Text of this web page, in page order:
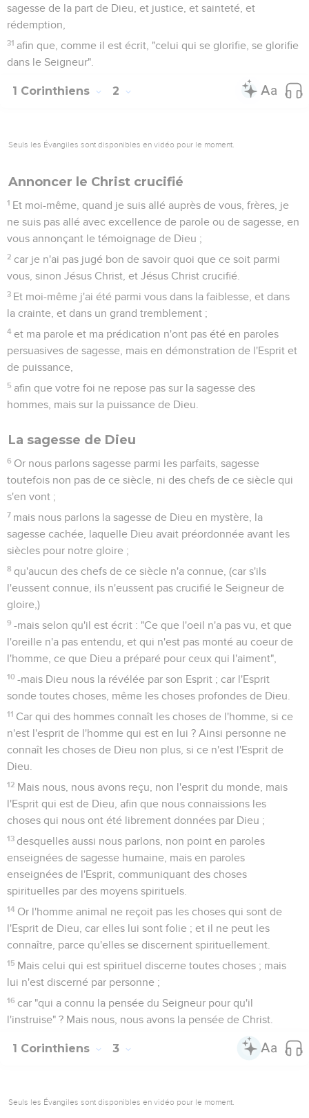
sagesse de la part de Dieu, et justice, et sainteté, et
rédemption,
31 afin que, comme il est écrit, "celui qui se glorifie, se glorifie
dans le Seigneur".
1 Corinthiens 2
Seuls les Évangiles sont disponibles en vidéo pour le moment.
Annoncer le Christ crucifié
1 Et moi-même, quand je suis allé auprès de vous, frères, je
ne suis pas allé avec excellence de parole ou de sagesse, en
vous annonçant le témoignage de Dieu ;
2 car je n'ai pas jugé bon de savoir quoi que ce soit parmi
vous, sinon Jésus Christ, et Jésus Christ crucifié.
3 Et moi-même j'ai été parmi vous dans la faiblesse, et dans
la crainte, et dans un grand tremblement ;
4 et ma parole et ma prédication n'ont pas été en paroles
persuasives de sagesse, mais en démonstration de l'Esprit et
de puissance,
5 afin que votre foi ne repose pas sur la sagesse des
hommes, mais sur la puissance de Dieu.
La sagesse de Dieu
6 Or nous parlons sagesse parmi les parfaits, sagesse
toutefois non pas de ce siècle, ni des chefs de ce siècle qui
s'en vont ;
7 mais nous parlons la sagesse de Dieu en mystère, la
sagesse cachée, laquelle Dieu avait préordonnée avant les
siècles pour notre gloire ;
8 qu'aucun des chefs de ce siècle n'a connue, (car s'ils
l'eussent connue, ils n'eussent pas crucifié le Seigneur de
gloire,)
9 -mais selon qu'il est écrit : "Ce que l'oeil n'a pas vu, et que
l'oreille n'a pas entendu, et qui n'est pas monté au coeur de
l'homme, ce que Dieu a préparé pour ceux qui l'aiment",
10 -mais Dieu nous la révélée par son Esprit ; car l'Esprit
sonde toutes choses, même les choses profondes de Dieu.
11 Car qui des hommes connaît les choses de l'homme, si ce
n'est l'esprit de l'homme qui est en lui ? Ainsi personne ne
connaît les choses de Dieu non plus, si ce n'est l'Esprit de
Dieu.
12 Mais nous, nous avons reçu, non l'esprit du monde, mais
l'Esprit qui est de Dieu, afin que nous connaissions les
choses qui nous ont été librement données par Dieu ;
13 desquelles aussi nous parlons, non point en paroles
enseignées de sagesse humaine, mais en paroles
enseignées de l'Esprit, communiquant des choses
spirituelles par des moyens spirituels.
14 Or l'homme animal ne reçoit pas les choses qui sont de
l'Esprit de Dieu, car elles lui sont folie ; et il ne peut les
connaître, parce qu'elles se discernent spirituellement.
15 Mais celui qui est spirituel discerne toutes choses ; mais
lui n'est discerné par personne ;
16 car "qui a connu la pensée du Seigneur pour qu'il
l'instruise" ? Mais nous, nous avons la pensée de Christ.
1 Corinthiens 3
Seuls les Évangiles sont disponibles en vidéo pour le moment.